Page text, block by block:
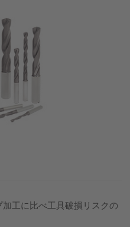
工に比べ工具破損リスクの